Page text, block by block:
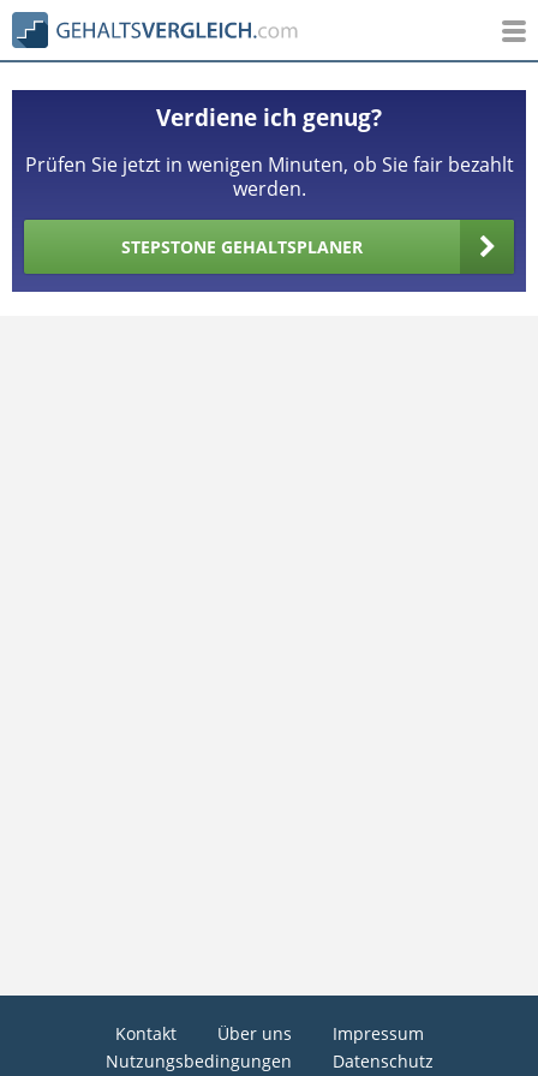
Verdiene ich genug?
Prüfen Sie jetzt in wenigen Minuten, ob Sie fair bezahlt
werden.
STEPSTONE GEHALTSPLANER
Kontakt Über uns
Impressum
Nutzungsbedingungen
Datenschutz